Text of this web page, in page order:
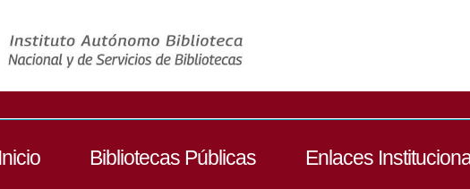
Inicio Bibliotecas Públicas Enlaces